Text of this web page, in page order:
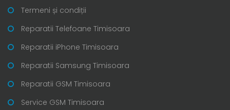
Termeni și condiții
Reparatii Telefoane Timisoara
Reparatii iPhone Timisoara
Reparatii Samsung Timisoara
Reparatii GSM Timisoara
Service GSM Timisoara